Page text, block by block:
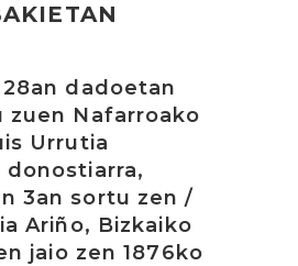
dadoetan
Nafarroako
Urrutia
donostiarra,
3an sortu zen /
Ariño, Bizkaiko
jaio zen 1876ko